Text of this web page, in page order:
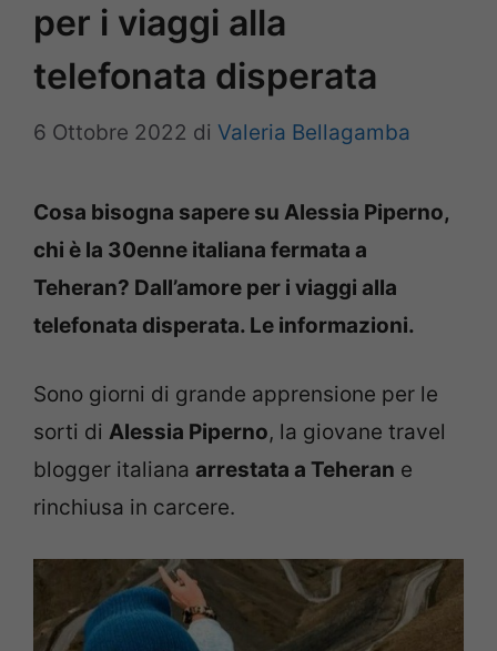
per i viaggi alla
telefonata disperata
6 Ottobre 2022 di Valeria Bellagamba
Cosa bisogna sapere su Alessia Piperno,
chi è la 30enne italiana fermata a
Teheran? Dall’amore per i viaggi alla
telefonata disperata. Le informazioni.
Sono giorni di grande apprensione per le
sorti di Alessia Piperno, la giovane travel
blogger italiana arrestata a Teheran e
rinchiusa in carcere.